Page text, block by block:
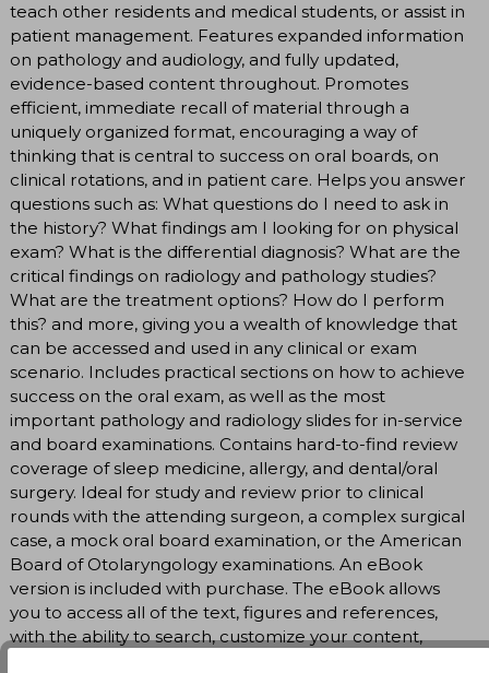
teach other residents and medical students, or assist in
patient management. Features expanded information
on pathology and audiology, and fully updated,
evidence-based content throughout. Promotes
efficient, immediate recall of material through a
uniquely organized format, encouraging a way of
thinking that is central to success on oral boards, on
clinical rotations, and in patient care. Helps you answer
questions such as: What questions do I need to ask in
the history? What findings am I looking for on physical
exam? What is the differential diagnosis? What are the
critical findings on radiology and pathology studies?
What are the treatment options? How do I perform
this? and more, giving you a wealth of knowledge that
can be accessed and used in any clinical or exam
scenario. Includes practical sections on how to achieve
success on the oral exam, as well as the most
important pathology and radiology slides for in-service
and board examinations. Contains hard-to-find review
coverage of sleep medicine, allergy, and dental/oral
surgery. Ideal for study and review prior to clinical
rounds with the attending surgeon, a complex surgical
case, a mock oral board examination, or the American
Board of Otolaryngology examinations. An eBook
version is included with purchase. The eBook allows
you to access all of the text, figures and references,
with the ability to search, customize your content,